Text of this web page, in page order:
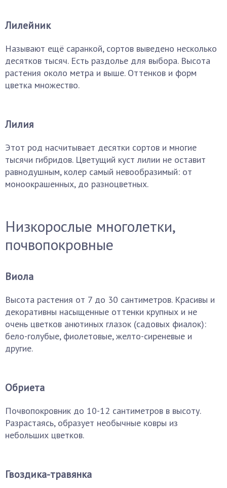
Лилейник
Называют ещё саранкой, сортов выведено несколько
десятков тысяч. Есть раздолье для выбора. Высота
растения около метра и выше. Оттенков и форм
цветка множество.
Лилия
Этот род насчитывает десятки сортов и многие
тысячи гибридов. Цветущий куст лилии не оставит
равнодушным, колер самый невообразимый: от
моноокрашенных, до разноцветных.
Низкорослые многолетки,
почвопокровные
Виола
Высота растения от 7 до 30 сантиметров. Красивы и
декоративны насыщенные оттенки крупных и не
очень цветков анютиных глазок (садовых фиалок):
бело-голубые, фиолетовые, желто-сиреневые и
другие.
Обриета
Почвопокровник до 10-12 сантиметров в высоту.
Разрастаясь, образует необычные ковры из
небольших цветков.
Гвоздика-травянка